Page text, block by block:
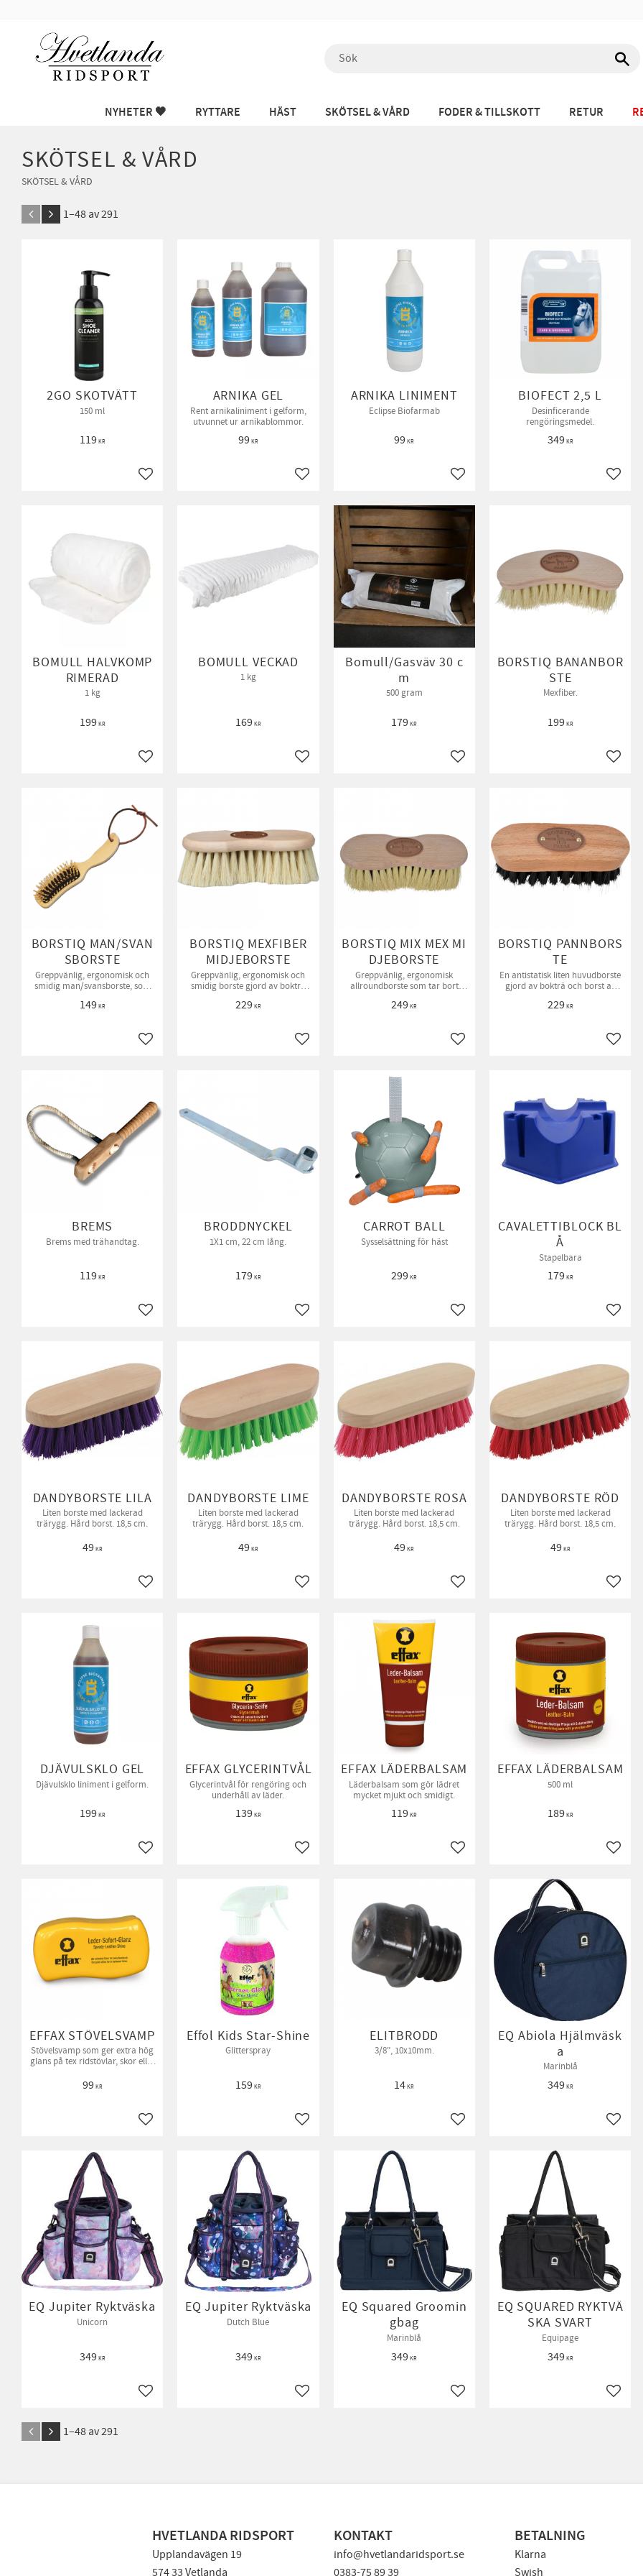
NYHETER 🖤 RYTTARE HÄST SKÖTSEL & VÅRD FODER & TILLSKOTT RETUR
SKÖTSEL & VÅRD
SKÖTSEL & VÅRD
1–48 av291
2GO SKOTVÄTT
150 ml
119KR
Lägg till i favoriter
ARNIKA GEL
Rent arnikaliniment i gelform,
utvunnet ur arnikablommor.
99KR
Lägg till i favoriter
ARNIKA LINIMENT
Eclipse Biofarmab
99KR
Lägg till i favoriter
BIOFECT 2,5 L
Desinficerande
rengöringsmedel.
349KR
Lägg
BOMULL HALVKOMP
RIMERAD
1 kg
199KR
Lägg till i favoriter
BOMULL VECKAD
1 kg
169KR
Lägg till i favoriter
Bomull/Gasväv 30 c
m
500 gram
179KR
Lägg till i favoriter
BORSTIQ BANANBOR
STE
Mexfiber.
199KR
Lägg
BORSTIQ MAN/SVAN
SBORSTE
Greppvänlig, ergonomisk och
smidig man/svansborste, som
massageborste.
149KR
Lägg till i favoriter
BORSTIQ MEXFIBER
MIDJEBORSTE
Greppvänlig, ergonomisk och
smidig borste gjord av bokträ
229KR
Lägg till i favoriter
BORSTIQ MIX MEX MI
DJEBORSTE
Greppvänlig, ergonomisk
allroundborste som tar bort
249KR
Lägg till i favoriter
BORSTIQ PANNBORS
TE
En antistatisk liten huvudborste
gjord av bokträ och borst av
229KR
Lägg
BREMS
Brems med trähandtag.
119KR
Lägg till i favoriter
BRODDNYCKEL
1X1 cm, 22 cm lång.
179KR
Lägg till i favoriter
CARROT BALL
Sysselsättning för häst
299KR
Lägg till i favoriter
CAVALETTIBLOCK BL
Å
Stapelbara
179KR
Lägg
DANDYBORSTE LILA
Liten borste med lackerad
trärygg. Hård borst. 18,5 cm.
49KR
Lägg till i favoriter
DANDYBORSTE LIME
Liten borste med lackerad
trärygg. Hård borst. 18,5 cm.
49KR
Lägg till i favoriter
DANDYBORSTE ROSA
Liten borste med lackerad
trärygg. Hård borst. 18,5 cm.
49KR
Lägg till i favoriter
DANDYBORSTE RÖD
Liten borste med lackerad
trärygg. Hård borst. 18,5 cm.
49KR
Lägg
DJÄVULSKLO GEL
Djävulsklo liniment i gelform.
199KR
Lägg till i favoriter
EFFAX GLYCERINTVÅL
Glycerintvål för rengöring och
underhåll av läder.
139KR
Lägg till i favoriter
EFFAX LÄDERBALSAM
Läderbalsam som gör lädret
mycket mjukt och smidigt.
119KR
Lägg till i favoriter
EFFAX LÄDERBALSAM
500 ml
189KR
Lägg
EFFAX STÖVELSVAMP
Stövelsvamp som ger extra hög
glans på tex ridstövlar, skor eller
99KR
Lägg till i favoriter
Effol Kids Star-Shine
Glitterspray
159KR
Lägg till i favoriter
ELITBRODD
3/8", 10x10mm.
14KR
Lägg till i favoriter
EQ Abiola Hjälmväsk
a
Marinblå
349KR
Lägg
EQ Jupiter Ryktväska
Unicorn
349KR
Lägg till i favoriter
EQ Jupiter Ryktväska
Dutch Blue
349KR
Lägg till i favoriter
EQ Squared Groomin
gbag
Marinblå
349KR
Lägg till i favoriter
EQ SQUARED RYKTVÄ
SKA SVART
Equipage
349KR
Lägg
1–48 av291
HVETLANDA RIDSPORT
Upplandavägen 19
574 33 Vetlanda
KONTAKT
info@hvetlandaridsport.se
0383-75 89 39
BETALNING
Klarna
Swish